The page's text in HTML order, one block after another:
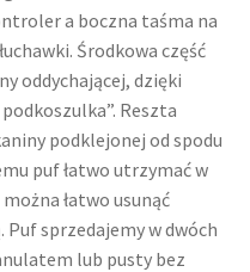
a boczna taśma na
Środkowa część
oddychającej, dzięki
Reszta
podklejonej od spodu
puf łatwo utrzymać w
łatwo usunąć
Puf sprzedajemy w dwóch
lub pusty bez